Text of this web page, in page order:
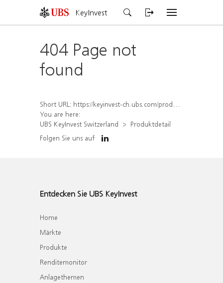
KeyInvest
404 Page not
found
Short URL: https://keyinvest-ch.ubs.com/produkt/detail/index/isin/CH1570502471
You are here:
UBS KeyInvest Switzerland
Produktdetail
Folgen Sie uns auf
Entdecken Sie UBS KeyInvest
Home
Märkte
Produkte
Renditemonitor
Anlagethemen